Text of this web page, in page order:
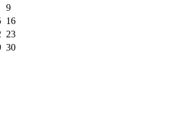
9
16
23
30